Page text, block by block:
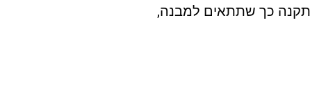
כך שתתאים למבנה,